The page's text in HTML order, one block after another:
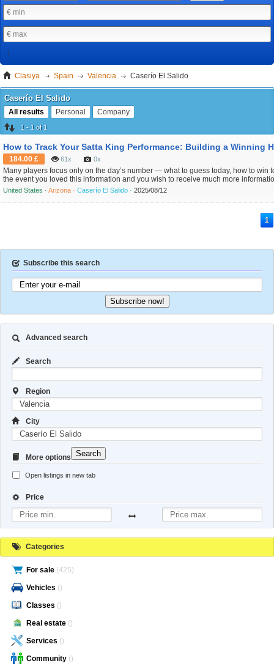
Clasiya Spain Valencia Caserío El Salido
Caserío El Salido
All results Personal Company
1 - 1 of 1
184.00 £ 61x 0x
Many players focus only on the day’s number — what to guess today, how to win
the event you loved this information and you wish to receive much more
concerning Satta King chart please visit the site. what strategy to use now. But
United States ·Arizona ·Caserío El Salido ·2025/08/12
1
Subscribe this search
Subscribe now!
Advanced search
Search
Region
City
More options
Open listings in new tab
Price
Search
Categories
For sale (425)
Vehicles ()
Classes ()
Real estate ()
Services ()
Community ()